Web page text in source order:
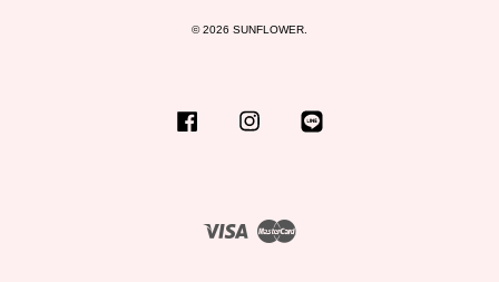
© 2026 SUNFLOWER.
Facebook Instagram
Visa